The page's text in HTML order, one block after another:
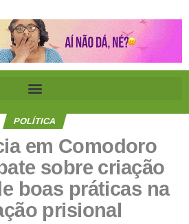
POLÍTICA
em Comodoro
sobre criação
boas práticas na
prisional